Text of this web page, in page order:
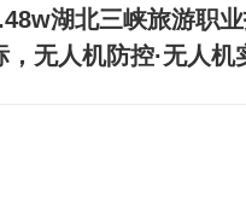
湖北三峡旅游职
，无人机防控·无人机